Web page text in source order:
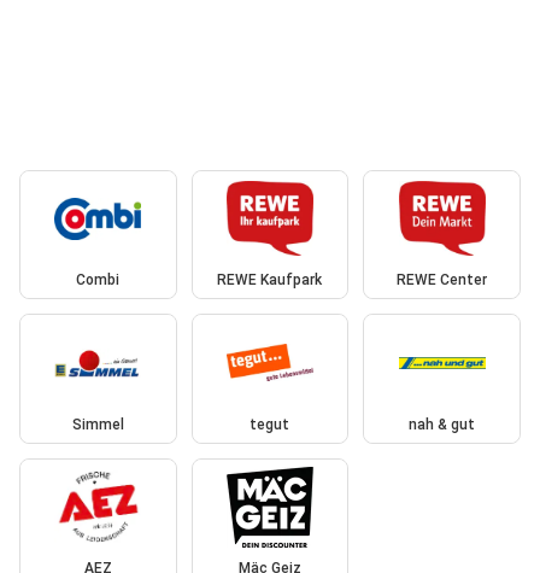
Combi REWE Kaufpark REWE Center
Simmel tegut nah & gut
AEZ Mäc Geiz